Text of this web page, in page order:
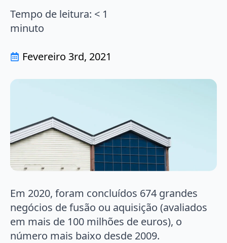
Tempo de leitura: < 1
minuto
Fevereiro 3rd, 2021
Em 2020, foram concluídos 674 grandes
negócios de fusão ou aquisição (avaliados
em mais de 100 milhões de euros), o
número mais baixo desde 2009.